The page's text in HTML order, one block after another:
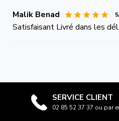
Malik Benad
Satisfaisant Livré dans les
SERVICE CLIENT
02 85 52 37 37 ou par